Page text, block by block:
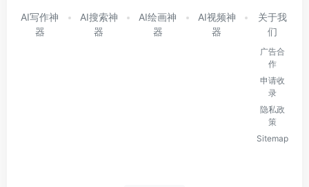
AI写作神
器
AI搜索神
器
AI绘画神
器
AI视频神
器
关于我
们
广告合
作
申请收
录
隐私政
策
Sitemap